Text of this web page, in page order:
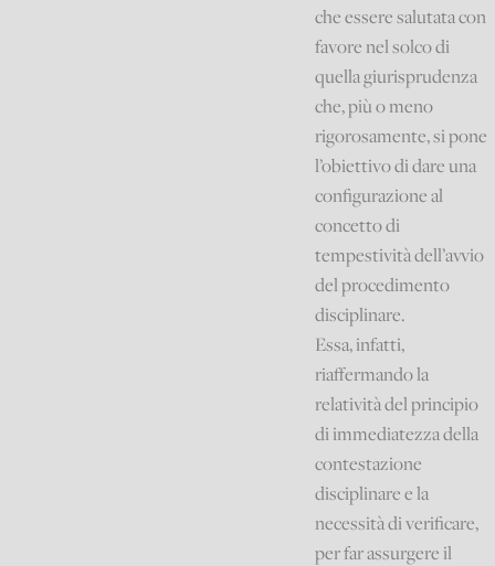
che essere salutata con
favore nel solco di
quella giurisprudenza
che, più o meno
rigorosamente, si pone
l’obiettivo di dare una
configurazione al
concetto di
tempestività dell’avvio
del procedimento
disciplinare.
Essa, infatti,
riaffermando la
relatività del principio
di immediatezza della
contestazione
disciplinare e la
necessità di verificare,
per far assurgere il